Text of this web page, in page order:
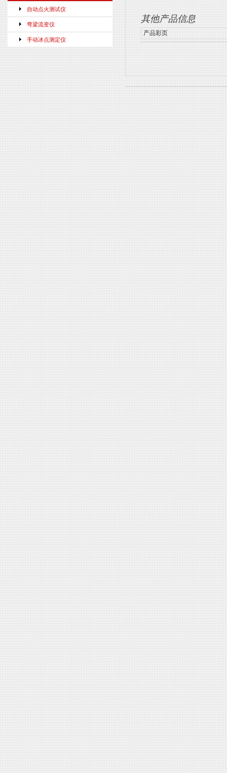
自动点火测试仪
弯梁流变仪
手动冰点测定仪
其他产品信息
产品彩页